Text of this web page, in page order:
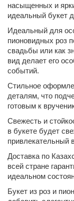
насыщенных и
идеальный букет
Идеальный для
пионовидных роз
свадьбы или как
вид делает его
событий.
Стильное
деталям, что
готовым к
Свежесть и
в букете будет
привлекательный
Доставка по
всей стране
идеальном
Букет из роз и